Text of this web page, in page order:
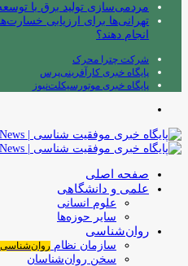
مردمی‌سازی تولید برق با
تهرانی‌ها برای ارزیابی
انجام دهند؟
شرکت چترا محرک
پایگاه خبری کارآفرینی‌پرس
پایگاه خبری موتورسیکلت‌نیوز
صفحه اصلی
علمی و دانشگاهی
علوم انسانی
سایر حوزه‌ها
روان‌شناسی
سازمان نظام
سخن روان‌شناسان